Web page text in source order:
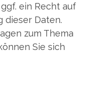
ein Recht auf
dieser Daten.
zum Thema
Sie sich